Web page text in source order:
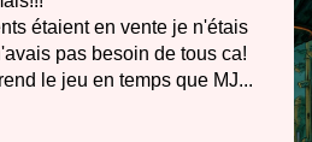
étaient en vente je n'étais
pas besoin de tous ca!
le jeu en temps que MJ...